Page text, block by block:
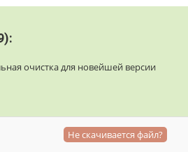
очистка для новейшей версии
Не скачивается файл?